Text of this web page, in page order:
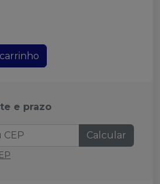
e prazo
Calcular